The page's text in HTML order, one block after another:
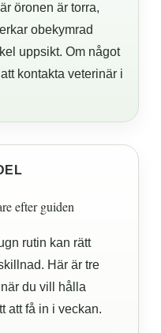
öronen är torra,
obekymrad
uppsikt. Om något
kontakta veterinär i
efter guiden
rutin kan rätt
Här är tre
du vill hålla
att få in i veckan.